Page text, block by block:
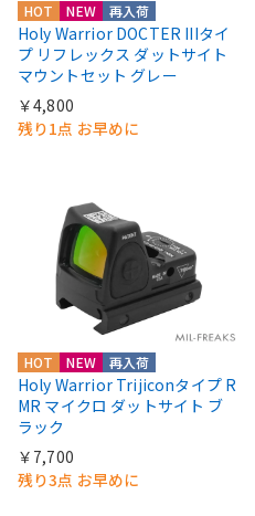
HOT NEW 再入荷
Holy Warrior DOCTER IIIタイ
プ リフレックス ダットサイト
マウントセット グレー
￥4,800
残り1点 お早めに
HOT NEW 再入荷
Holy Warrior Trijiconタイプ R
MR マイクロ ダットサイト ブ
ラック
￥7,700
残り3点 お早めに